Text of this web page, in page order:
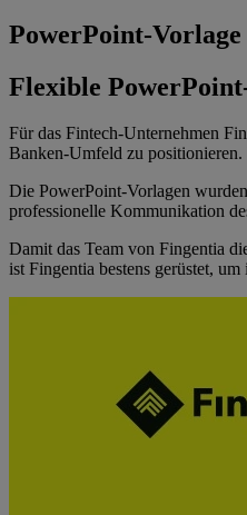
PowerPoint-
Flexible
Für das Fintech-Unternehmen
Banken-Umfeld zu
Die PowerPoint-Vorlagen
professionelle Kommunikation
Damit das Team von Fingentia
ist Fingentia bestens gerüstet,